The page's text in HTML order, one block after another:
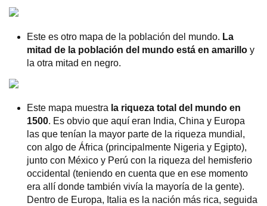
Este es otro mapa de la población del mundo. La
mitad de la población del mundo está en amarillo y
la otra mitad en negro.
Este mapa muestra la riqueza total del mundo en
1500. Es obvio que aquí eran India, China y Europa
las que tenían la mayor parte de la riqueza mundial,
con algo de África (principalmente Nigeria y Egipto),
junto con México y Perú con la riqueza del hemisferio
occidental (teniendo en cuenta que en ese momento
era allí donde también vivía la mayoría de la gente).
Dentro de Europa, Italia es la nación más rica, seguida